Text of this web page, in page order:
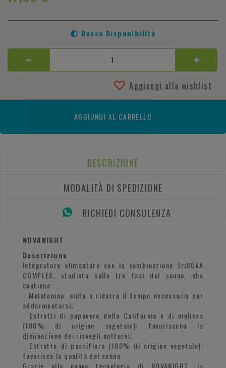
Bassa Disponibilità
Aggiungi alla wishlist
AGGIUNGI AL CARRELLO
DESCRIZIONE
MODALITÀ DI SPEDIZIONE
RICHIEDI CONSULENZA
NOVANIGHT
Descrizione
Integratore alimentare con la combinazione TriNOVA
COMPLEX, studiata sulle tre fasi del sonno, che
contiene:
- Melatonina: aiuta a ridurre il tempo necessario per
addormentarsi;
- Estratti di papavero della California e di melissa
(100% di origine vegetale): favoriscono la
diminuzione dei risvegli notturni;
- Estratto di passiflora (100% di origine vegetale):
favorisce la qualità del sonno.
Grazie alla nuova tecnologia di NOVANIGHT, la